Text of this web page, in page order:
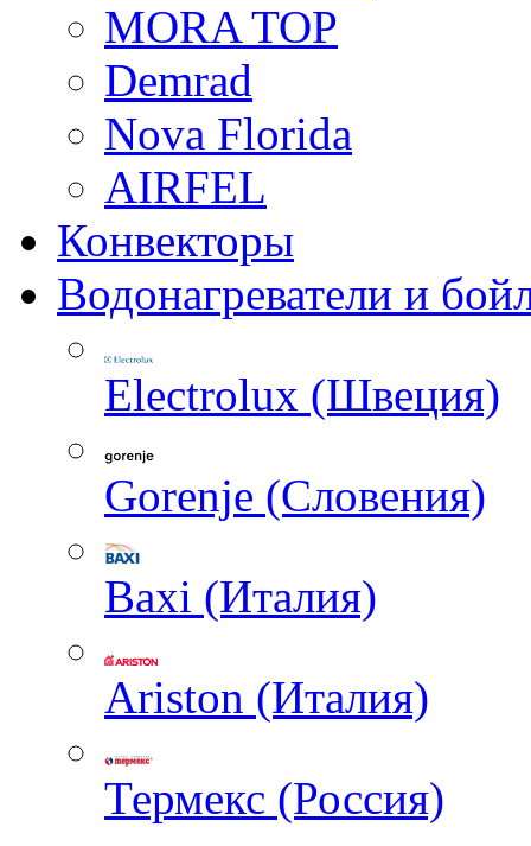
MORA TOP
Demrad
Nova Florida
AIRFEL
Конвекторы
Водонагреватели и
Electrolux (Швеция)
Gorenje (Словения)
Baxi (Италия)
Ariston (Италия)
Термекс (Россия)